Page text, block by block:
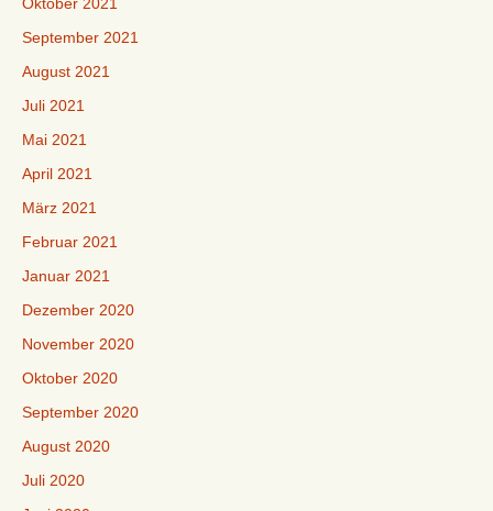
September 2021
August 2021
Juli 2021
Mai 2021
April 2021
März 2021
Februar 2021
Januar 2021
Dezember 2020
November 2020
Oktober 2020
September 2020
August 2020
Juli 2020